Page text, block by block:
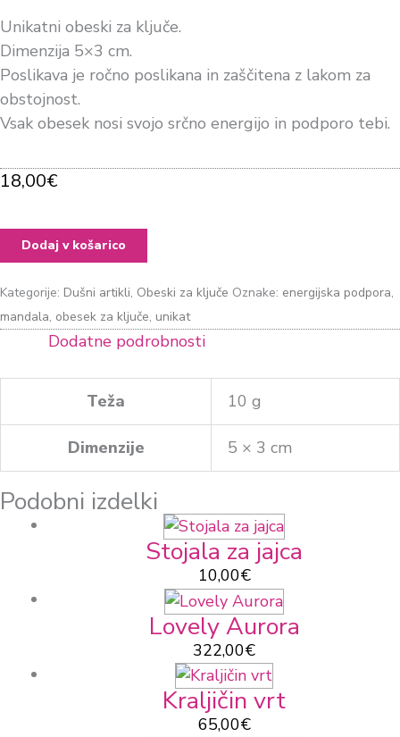
Unikatni obeski za ključe.
Dimenzija 5×3 cm.
Poslikava je ročno poslikana in zaščitena z lakom za
obstojnost.
Vsak obesek nosi svojo srčno energijo in podporo tebi.
18,00€
Dodaj v košarico
Kategorije: Dušni artikli, Obeski za ključe Oznake: energijska podpora,
mandala, obesek za ključe, unikat
Dodatne podrobnosti
Teža 10 g
Dimenzije 5 × 3 cm
Podobni izdelki
Stojala za jajca
10,00€
Lovely Aurora
322,00€
Kraljičin vrt
65,00€